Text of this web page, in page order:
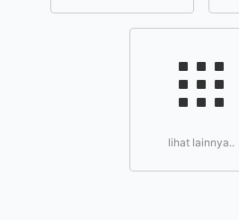
lihat lainnya..